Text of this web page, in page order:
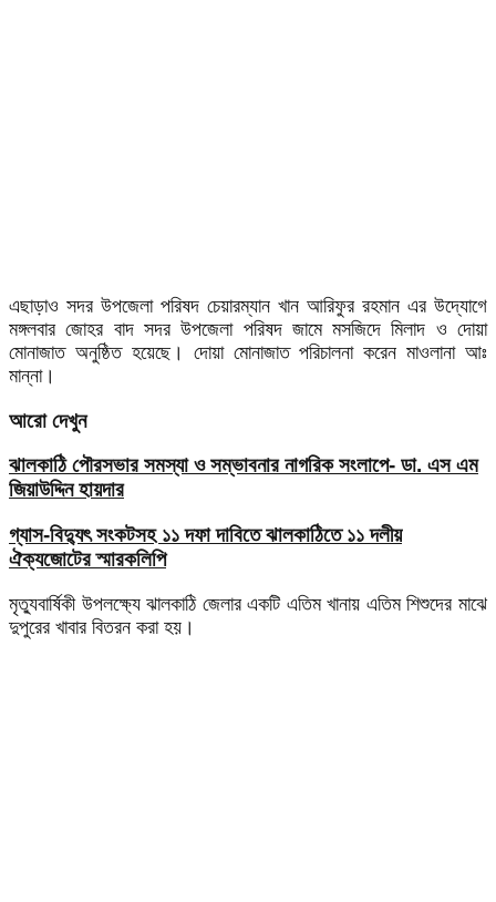
এছাড়াও সদর উপজেলা পরিষদ চেয়ারম্যান খান আরিফুর রহমান এর উদ্যোগে
মঙ্গলবার জোহর বাদ সদর উপজেলা পরিষদ জামে মসজিদে মিলাদ ও দোয়া
মোনাজাত অনুষ্ঠিত হয়েছে। দোয়া মোনাজাত পরিচালনা করেন মাওলানা আঃ
মান্না।
আরো দেখুন
ঝালকাঠি পৌরসভার সমস্যা ও সম্ভাবনার নাগরিক সংলাপে- ডা. এস এম
জিয়াউদ্দিন হায়দার
গ্যাস-বিদ্যুৎ সংকটসহ ১১ দফা দাবিতে ঝালকাঠিতে ১১ দলীয়
ঐক্যজোটের স্মারকলিপি
মৃত্যুবার্ষিকী উপলক্ষ্যে ঝালকাঠি জেলার একটি এতিম খানায় এতিম শিশুদের মাঝে
দুপুরের খাবার বিতরন করা হয়।